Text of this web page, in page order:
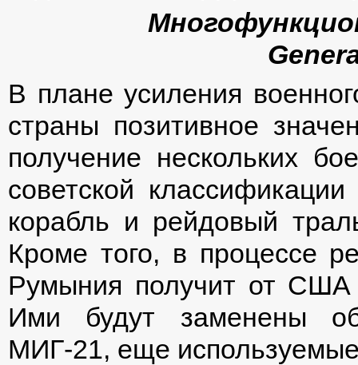
В плане усиления
страны позитивное
получение нескольких
советской
корабль и рейдовый
Кроме того, в процессе
Румыния получит от США
Ими будут заменены
МИГ-21, еще